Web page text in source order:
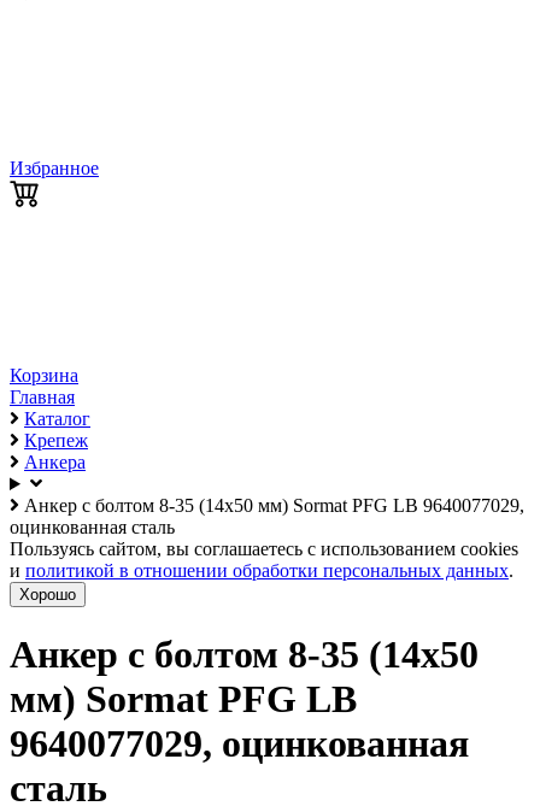
Избранное
Корзина
Главная
Каталог
Крепеж
Анкера
Анкер с болтом 8-35 (14х50 мм) Sormat PFG LB 9640077029,
оцинкованная сталь
Пользуясь сайтом, вы соглашаетесь с использованием cookies
и политикой в отношении обработки персональных данных.
Хорошо
Анкер с болтом 8-35 (14х50
мм) Sormat PFG LB
9640077029, оцинкованная
сталь